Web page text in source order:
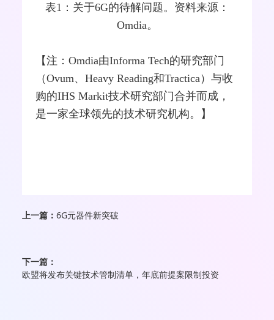
表1：关于6G的待解问题。资料来源：
Omdia。
【注：Omdia由Informa Tech的研究部门
（Ovum、Heavy Reading和Tractica）与收
购的IHS Markit技术研究部门合并而成，
是一家全球领先的技术研究机构。】
上一篇： 6G元器件新突破
下一篇：
欧盟将发布关键技术管制清单，年底前提案限制投资